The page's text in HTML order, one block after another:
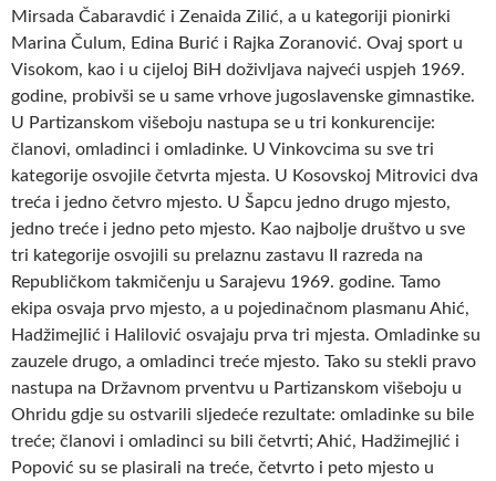
Mirsada Čabaravdić i Zenaida Zilić, a u kategoriji pionirki
Marina Čulum, Edina Burić i Rajka Zoranović. Ovaj sport u
Visokom, kao i u cijeloj BiH doživljava najveći uspjeh 1969.
godine, probivši se u same vrhove jugoslavenske gimnastike.
U Partizanskom višeboju nastupa se u tri konkurencije:
članovi, omladinci i omladinke. U Vinkovcima su sve tri
kategorije osvojile četvrta mjesta. U Kosovskoj Mitrovici dva
treća i jedno četvro mjesto. U Šapcu jedno drugo mjesto,
jedno treće i jedno peto mjesto. Kao najbolje društvo u sve
tri kategorije osvojili su prelaznu zastavu II razreda na
Republičkom takmičenju u Sarajevu 1969. godine. Tamo
ekipa osvaja prvo mjesto, a u pojedinačnom plasmanu Ahić,
Hadžimejlić i Halilović osvajaju prva tri mjesta. Omladinke su
zauzele drugo, a omladinci treće mjesto. Tako su stekli pravo
nastupa na Državnom prventvu u Partizanskom višeboju u
Ohridu gdje su ostvarili sljedeće rezultate: omladinke su bile
treće; članovi i omladinci su bili četvrti; Ahić, Hadžimejlić i
Popović su se plasirali na treće, četvrto i peto mjesto u